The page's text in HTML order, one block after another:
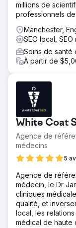
millions de
professionnels
Manchester,
SEO local, SEO
Soins de santé
À partir de
White Coat
Agence de
médecins
5
Agence de
médecin, le Dr
cliniques
qualité, et
local, les
médical de haute